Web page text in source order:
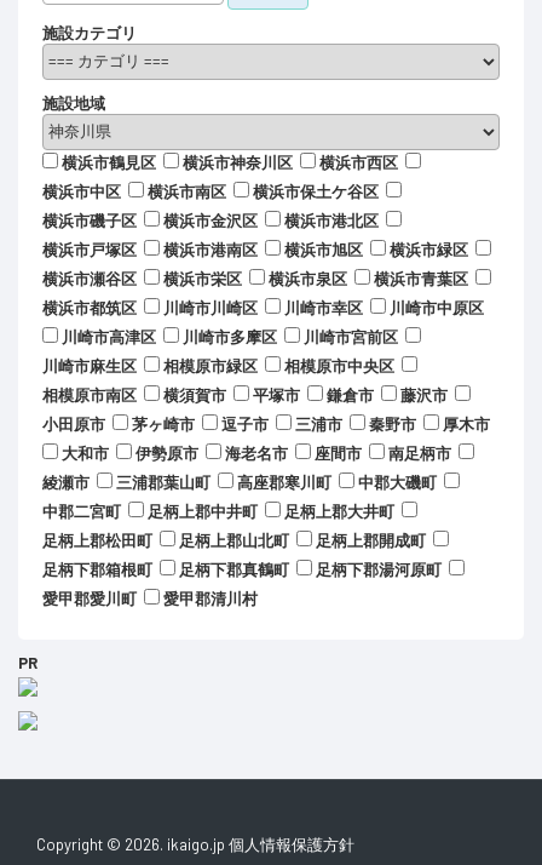
施設カテゴリ
施設地域
横浜市鶴見区 横浜市神奈川区
横浜市西区
横浜市中区
横浜市南区
横浜市保土ケ谷区
横浜市磯子区
横浜市金沢区
横浜市港北区
横浜市戸塚区
横浜市港南区 横浜市旭区
横浜市緑区
横浜市瀬谷区
横浜市栄区 横浜市泉区
横浜市青葉区
横浜市都筑区
川崎市川崎区 川崎市幸区
川崎市中原区
川崎市高津区
川崎市多摩区
川崎市宮前区
川崎市麻生区
相模原市緑区
相模原市中央区
相模原市南区
横須賀市 平塚市 鎌倉市
藤沢市
小田原市
茅ヶ崎市 逗子市 三浦市 秦野市
厚木市
大和市
伊勢原市 海老名市 座間市
南足柄市
綾瀬市
三浦郡葉山町 高座郡寒川町
中郡大磯町
中郡二宮町
足柄上郡中井町
足柄上郡大井町
足柄上郡松田町
足柄上郡山北町
足柄上郡開成町
足柄下郡箱根町
足柄下郡真鶴町
足柄下郡湯河原町
愛甲郡愛川町
愛甲郡清川村
PR
Copyright © 2026. ikaigo.jp 個人情報保護方針